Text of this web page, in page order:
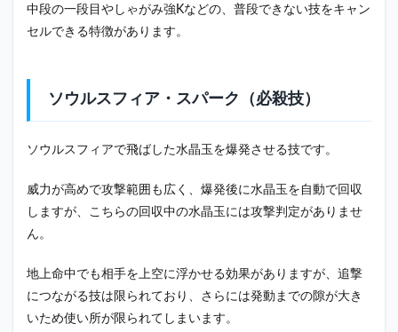
中段の一段目やしゃがみ強Kなどの、普段できない技をキャン
セルできる特徴があります。
ソウルスフィア・スパーク（必殺技）
ソウルスフィアで飛ばした水晶玉を爆発させる技です。
威力が高めで攻撃範囲も広く、爆発後に水晶玉を自動で回収
しますが、こちらの回収中の水晶玉には攻撃判定がありませ
ん。
地上命中でも相手を上空に浮かせる効果がありますが、追撃
につながる技は限られており、さらには発動までの隙が大き
いため使い所が限られてしまいます。